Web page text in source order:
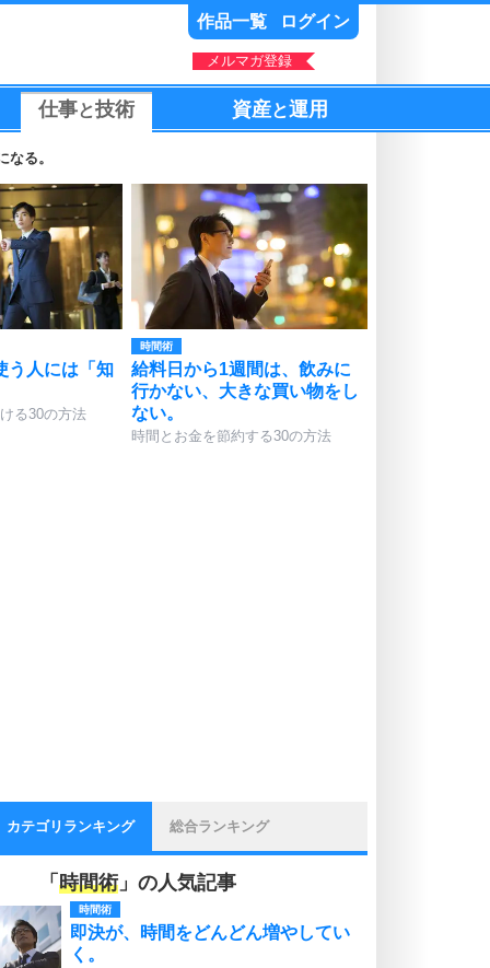
作品一覧 ログイン
メルマガ登録
仕事と技術 資産と運用
る。
う人には「知
る30の方法
時間術
給料日から1週間は、飲みに
行かない、大きな買い物をし
ない。
時間とお金を節約する30の方法
カテゴリランキング 総合ランキング
「 時間術」の人気記事
時間術
即決が、時間をどんどん増やしてい
く。